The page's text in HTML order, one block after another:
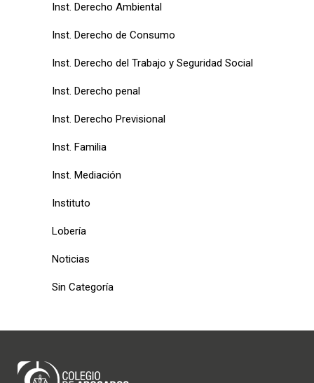
Inst. Derecho Ambiental
Inst. Derecho de Consumo
Inst. Derecho del Trabajo y Seguridad Social
Inst. Derecho penal
Inst. Derecho Previsional
Inst. Familia
Inst. Mediación
Instituto
Lobería
Noticias
Sin Categoría